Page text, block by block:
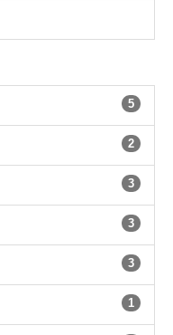
5
2
3
3
3
1